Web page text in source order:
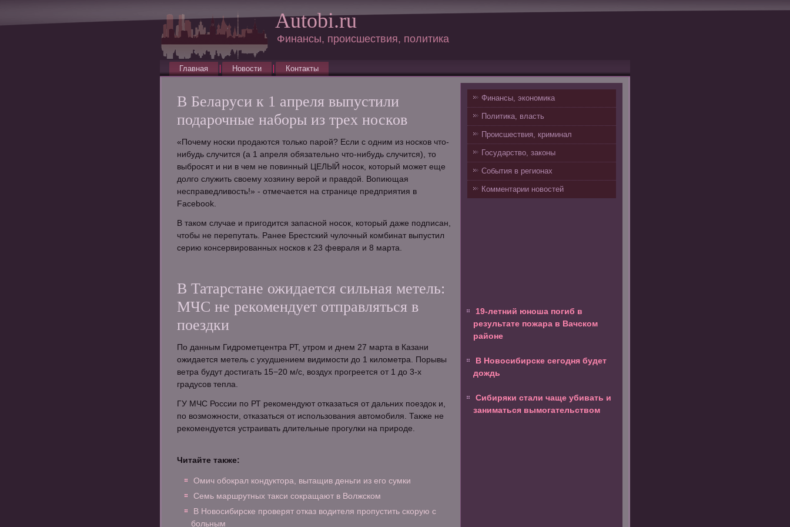
Autobi.ru
Финансы, происшествия, политика
Главная Новости Контакты
В Беларуси к 1 апреля выпустили
подарочные наборы из трех носков
«Почему носки продаются только парой? Если с одним из носков что-
нибудь случится (а 1 апреля обязательно что-нибудь случится), то
выбросят и ни в чем не повинный ЦЕЛЫЙ носок, который может еще
долго служить своему хозяину верой и правдой. Вопиющая
несправедливость!» - отмечается на странице предприятия в
Facebook.
В таком случае и пригодится запасной носок, который даже подписан,
чтобы не перепутать. Ранее Брестский чулочный комбинат выпустил
серию консервированных носков к 23 февраля и 8 марта.
В Татарстане ожидается сильная метель:
МЧС не рекомендует отправляться в
поездки
По данным Гидрометцентра РТ, утром и днем 27 марта в Казани
ожидается метель с ухудшением видимости до 1 километра. Порывы
ветра будут достигать 15−20 м/с, воздух прогреется от 1 до 3-х
градусов тепла.
ГУ МЧС России по РТ рекомендуют отказаться от дальних поездок и,
по возможности, отказаться от использования автомобиля. Также не
рекомендуется устраивать длительные прогулки на природе.
Читайте также:
Омич обокрал кондуктора, вытащив деньги из его сумки
Семь маршрутных такси сокращают в Волжском
В Новосибирске проверят отказ водителя пропустить скорую с
больным
Финансы, экономика
Политика, власть
Происшествия, криминал
Государство, законы
События в регионах
Комментарии новостей
19-летний юноша погиб в
результате пожара в Вачском
районе
В Новосибирске сегодня будет
дождь
Сибиряки стали чаще убивать и
заниматься вымогательством